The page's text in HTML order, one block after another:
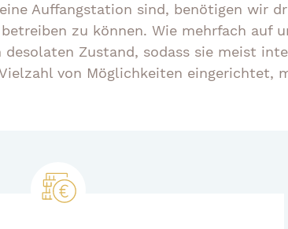
Auffangstation sind, benötigen wir
zu können. Wie mehrfach auf
Zustand, sodass sie meist
von Möglichkeiten eingerichtet,